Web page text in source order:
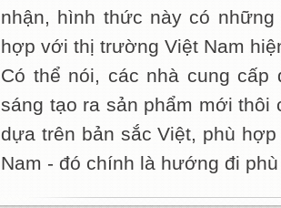
nhận, hình thức này có
hợp với thị trường Việt Nam
Có thể nói, các nhà cung cấp
sáng tạo ra sản phẩm mới thôi
dựa trên bản sắc Việt, phù
Nam - đó chính là hướng đi